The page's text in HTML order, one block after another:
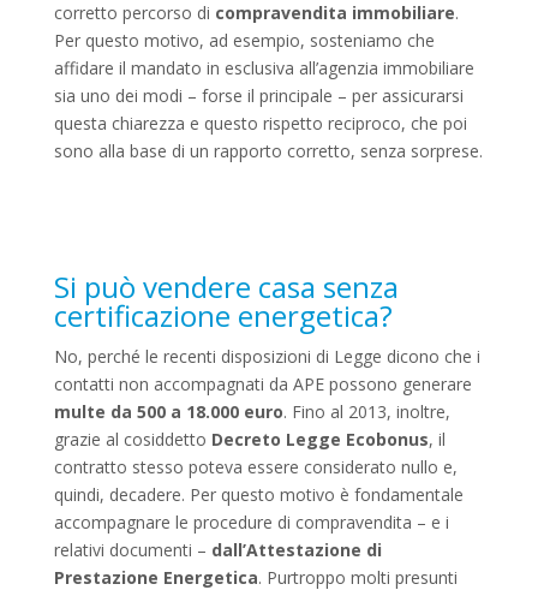
corretto percorso di compravendita immobiliare.
Per questo motivo, ad esempio, sosteniamo che
affidare il mandato in esclusiva all’agenzia immobiliare
sia uno dei modi – forse il principale – per assicurarsi
questa chiarezza e questo rispetto reciproco, che poi
sono alla base di un rapporto corretto, senza sorprese.
Si può vendere casa senza
certificazione energetica?
No, perché le recenti disposizioni di Legge dicono che i
contatti non accompagnati da APE possono generare
multe da 500 a 18.000 euro. Fino al 2013, inoltre,
grazie al cosiddetto Decreto Legge Ecobonus, il
contratto stesso poteva essere considerato nullo e,
quindi, decadere. Per questo motivo è fondamentale
accompagnare le procedure di compravendita – e i
relativi documenti – dall’Attestazione di
Prestazione Energetica. Purtroppo molti presunti